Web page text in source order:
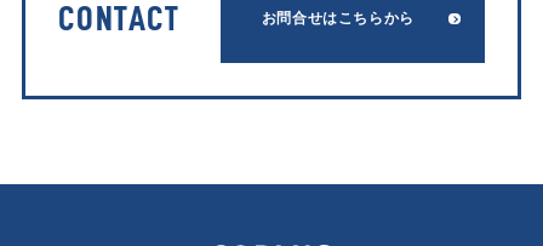
CONTACT お問合せはこちらから